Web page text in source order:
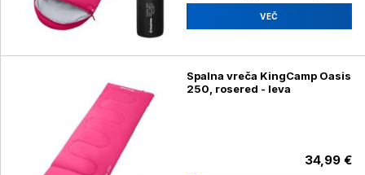
VEČ
Spalna vreča KingCamp Oasis
250, rosered - leva
34,99 €